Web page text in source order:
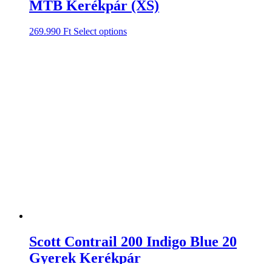
MTB Kerékpár (XS)
269.990 Ft Select options
Scott Contrail 200 Indigo Blue 20
Gyerek Kerékpár